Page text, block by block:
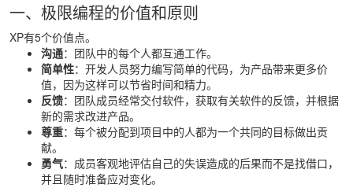
一、极限编程的价值和原则
XP有5个价值点。
沟通：团队中的每个人都互通工作。
简单性：开发人员努力编写简单的代码，为产品带来更多价
值，因为这样可以节省时间和精力。
反馈：团队成员经常交付软件，获取有关软件的反馈，并根据
新的需求改进产品。
尊重：每个被分配到项目中的人都为一个共同的目标做出贡
献。
勇气：成员客观地评估自己的失误造成的后果而不是找借口，
并且随时准备应对变化。